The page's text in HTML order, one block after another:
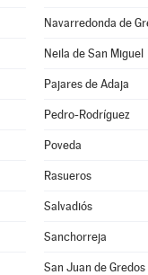
Navarredonda de
Neila de San Miguel
Pajares de Adaja
Pedro-Rodríguez
Poveda
Rasueros
Salvadiós
Sanchorreja
San Juan de Gredos